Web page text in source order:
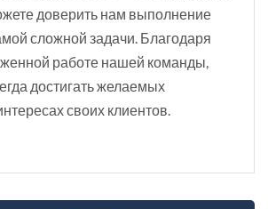
доверить нам выполнение
сложной задачи. Благодаря
работе нашей команды,
достигать желаемых
своих клиентов.